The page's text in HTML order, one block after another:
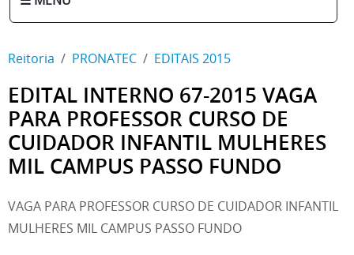
Reitoria PRONATEC EDITAIS 2015
EDITAL INTERNO 67-2015 VAGA
PARA PROFESSOR CURSO DE
CUIDADOR INFANTIL MULHERES
MIL CAMPUS PASSO FUNDO
VAGA PARA PROFESSOR CURSO DE CUIDADOR INFANTIL
MULHERES MIL CAMPUS PASSO FUNDO